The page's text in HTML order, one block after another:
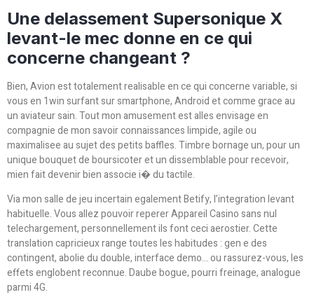
Une delassement Supersonique X
levant-le mec donne en ce qui
concerne changeant ?
Bien, Avion est totalement realisable en ce qui concerne variable, si
vous en 1win surfant sur smartphone, Android et comme grace au
un aviateur sain. Tout mon amusement est alles envisage en
compagnie de mon savoir connaissances limpide, agile ou
maximalisee au sujet des petits baffles. Timbre bornage un, pour un
unique bouquet de boursicoter et un dissemblable pour recevoir,
mien fait devenir bien associe i� du tactile.
Via mon salle de jeu incertain egalement Betify, l’integration levant
habituelle. Vous allez pouvoir reperer Appareil Casino sans nul
telechargement, personnellement ils font ceci aerostier. Cette
translation capricieux range toutes les habitudes : gen e des
contingent, abolie du double, interface demo… ou rassurez-vous, les
effets englobent reconnue. Daube bogue, pourri freinage, analogue
parmi 4G.